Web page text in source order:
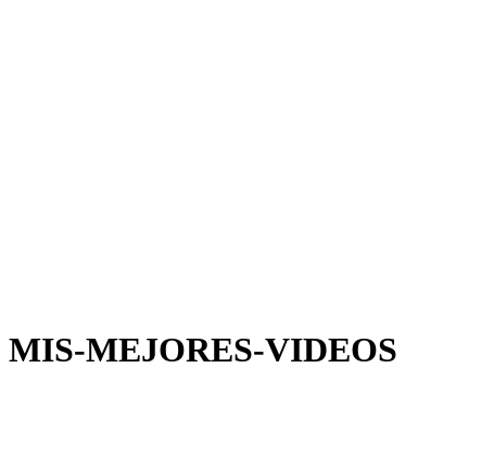
MIS-MEJORES-VIDEOS